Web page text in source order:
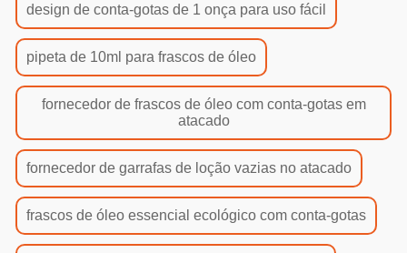
design de conta-gotas de 1 onça para uso fácil
pipeta de 10ml para frascos de óleo
fornecedor de frascos de óleo com conta-gotas em
atacado
fornecedor de garrafas de loção vazias no atacado
frascos de óleo essencial ecológico com conta-gotas